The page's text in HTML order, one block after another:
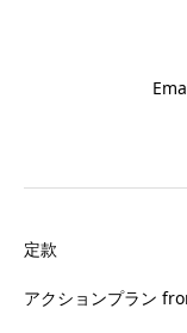
定款
アクションプラン